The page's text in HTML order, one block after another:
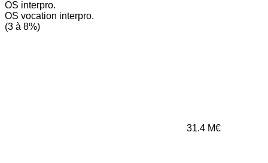
OS interpro.
OS vocation interpro.
(3 à 8%)
31.4 M€